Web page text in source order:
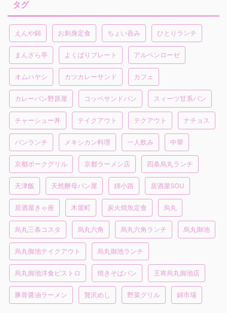
タグ
えんや錦 お刺身定食 ちょい呑み ひとりランチ
まんざら亭 よくばりプレート アルペンローゼ
オムハヤシ カツカレーサンド カフェ
カレーパン野原屋 コッペサンドパン スィーツ甘系パン
チャーシュー丼 テイクアウト テクアウト ナチョス
パンランチ メキシカン料理 一人飲み 中華
京都ポークグリル 京都ラーメン店 四条烏丸ランチ
天津飯 天然酵母パン屋 姉小路 居酒屋SOU
居酒屋きゃ座 木屋町 炭火焼魚定食 烏丸
烏丸三条コスタ 烏丸六角 烏丸六角ランチ 烏丸御池
烏丸御池テイクアウト 烏丸御池ランチ
烏丸御池洋食ビストロ 焼きそばパン 王将烏丸御池店
豚骨醤油ラーメン 贅沢めし 野菜グリル 錦市場